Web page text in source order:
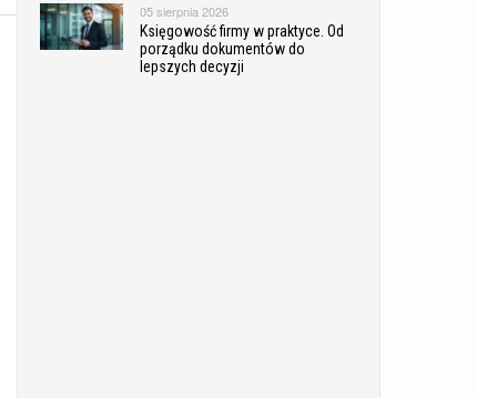
05 sierpnia 2026
Księgowość firmy w praktyce. Od
porządku dokumentów do
lepszych decyzji